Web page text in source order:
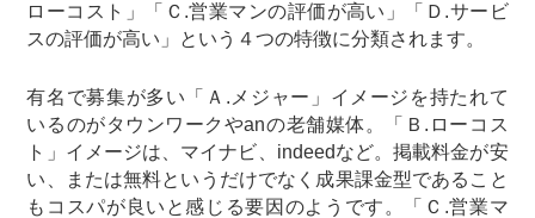
ローコスト」「Ｃ.営業マンの評価が高い」「Ｄ.サービ
スの評価が高い」という４つの特徴に分類されます。
有名で募集が多い「Ａ.メジャー」イメージを持たれて
いるのがタウンワークやanの老舗媒体。「Ｂ.ローコス
ト」イメージは、マイナビ、indeedなど。掲載料金が安
い、または無料というだけでなく成果課金型であること
もコスパが良いと感じる要因のようです。「Ｃ.営業マ